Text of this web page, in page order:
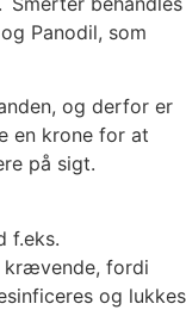
Panodil, som
og derfor er
en krone for at
på sigt.
f.eks.
krævende, fordi
og lukkes